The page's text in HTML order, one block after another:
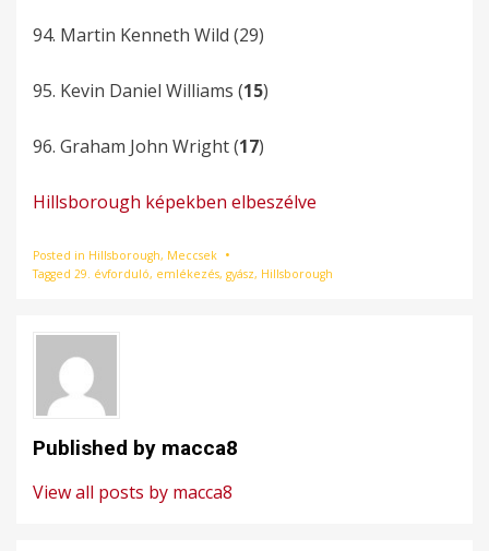
94. Martin Kenneth Wild (29)
95. Kevin Daniel Williams (15)
96. Graham John Wright (17)
Hillsborough képekben elbeszélve
Posted in Hillsborough, Meccsek
Tagged 29. évforduló, emlékezés, gyász, Hillsborough
Published by macca8
View all posts by macca8